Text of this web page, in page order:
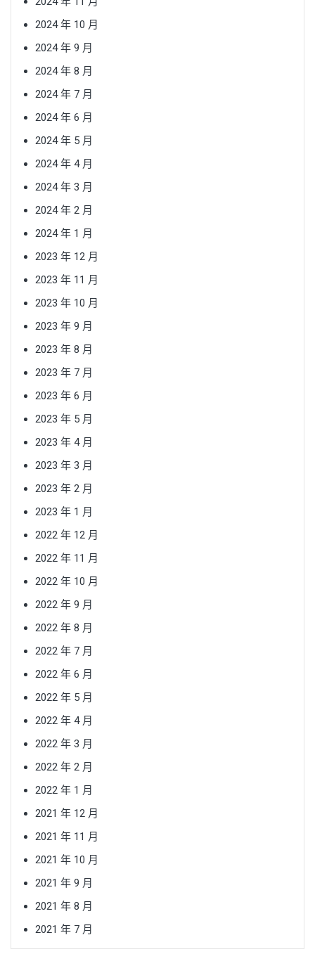
2024 年 10 月
2024 年 9 月
2024 年 8 月
2024 年 7 月
2024 年 6 月
2024 年 5 月
2024 年 4 月
2024 年 3 月
2024 年 2 月
2024 年 1 月
2023 年 12 月
2023 年 11 月
2023 年 10 月
2023 年 9 月
2023 年 8 月
2023 年 7 月
2023 年 6 月
2023 年 5 月
2023 年 4 月
2023 年 3 月
2023 年 2 月
2023 年 1 月
2022 年 12 月
2022 年 11 月
2022 年 10 月
2022 年 9 月
2022 年 8 月
2022 年 7 月
2022 年 6 月
2022 年 5 月
2022 年 4 月
2022 年 3 月
2022 年 2 月
2022 年 1 月
2021 年 12 月
2021 年 11 月
2021 年 10 月
2021 年 9 月
2021 年 8 月
2021 年 7 月